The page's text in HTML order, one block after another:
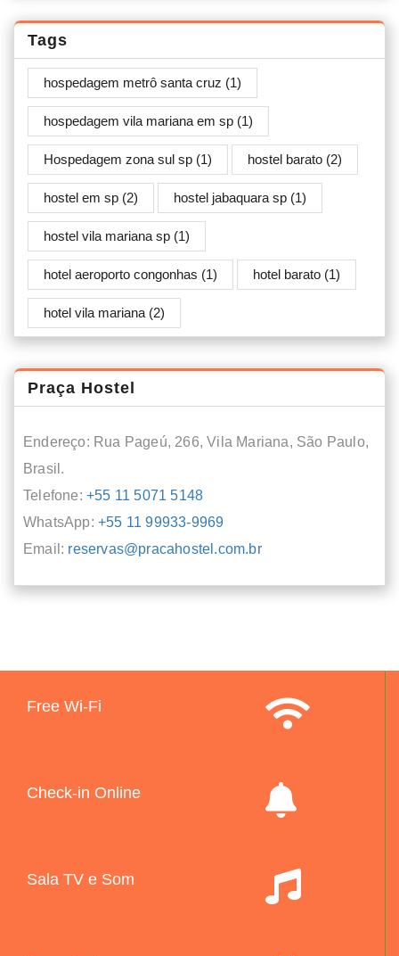
Tags
hospedagem metrô santa cruz (1)
hospedagem vila mariana em sp (1)
Hospedagem zona sul sp (1) hostel barato (2)
hostel em sp (2) hostel jabaquara sp (1)
hostel vila mariana sp (1)
hotel aeroporto congonhas (1) hotel barato (1)
hotel vila mariana (2)
Praça Hostel
Endereço: Rua Pageú, 266, Vila Mariana, São Paulo,
Brasil.
Telefone: +55 11 5071 5148
WhatsApp: +55 11 99933-9969
Email: reservas@pracahostel.com.br
Free Wi-Fi
Check-in Online
Sala TV e Som